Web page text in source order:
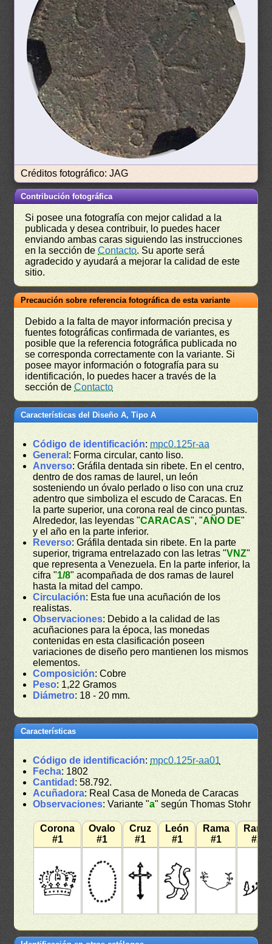
Créditos fotográfico: JAG
Contribución fotográfica
Si posee una fotografía con mejor calidad a la
publicada y desea contribuir, lo puedes hacer
enviando ambas caras siguiendo las instrucciones
en la sección deContacto. Su aporte será
agradecido y ayudará a mejorar la calidad de este
sitio.
Precaución sobre referencia fotográfica de esta variante
Debido a la falta de mayor información precisa y
fuentes fotográficas confirmada de variantes, es
posible que la referencia fotográfica publicada no
se corresponda correctamente con la variante. Si
posee mayor información o fotografía para su
identificación, lo puedes hacer a través de la
sección deContacto
Características del Diseño A, Tipo A
Código de identificación: mpc0.125r-aa
General : Forma circular, canto liso.
Anverso: Gráfila dentada sin ribete. En el centro,
dentro de dos ramas de laurel, un león
sosteniendo un óvalo perlado o liso con una cruz
adentro que simboliza el escudo de Caracas. En
la parte superior, una corona real de cinco puntas.
Alrededor, las leyendas "CARACAS", "AÑO DE"
y el año en la parte inferior.
Reverso: Gráfila dentada sin ribete. En la parte
superior, trigrama entrelazado con las letras "VNZ"
que representa a Venezuela. En la parte inferior, la
cifra "1/8" acompañada de dos ramas de laurel
hasta la mitad del campo.
Circulación: Esta fue una acuñación de los
realistas.
Observaciones: Debido a la calidad de las
acuñaciones para la época, las monedas
contenidas en esta clasificación poseen
variaciones de diseño pero mantienen los mismos
elementos.
Composición: Cobre
Peso: 1,22 Gramos
Diámetro: 18 - 20 mm.
Características
Código de identificación: mpc0.125r-aa01
Fecha: 1802
Cantidad : 58.792.
Acuñadora: Real Casa de Moneda de Caracas
Observaciones: Variante "a" según Thomas Stohr
Corona
#1
Ovalo
#1
Cruz
#1
León
#1
Rama
#1
Rama
#2